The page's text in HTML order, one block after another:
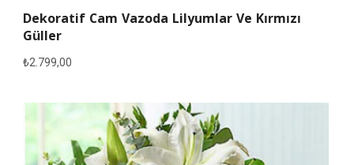
Dekoratif Cam Vazoda Lilyumlar Ve Kırmızı
Güller
₺2.799,00